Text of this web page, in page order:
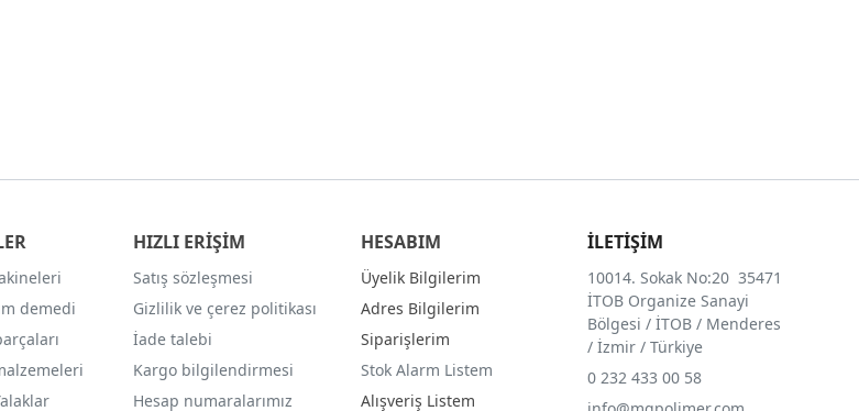
demedi
HIZLI ERİŞİM
Satış sözleşmesi
Gizlilik ve çerez politikası
İade talebi
Kargo bilgilendirmesi
Hesap numaralarımız
HESABIM
Üyelik Bilgilerim
Adres Bilgilerim
Siparişlerim
Stok Alarm Listem
Alışveriş Listem
İLETİŞİM
10014. Sokak No:20 35471
İTOB Organize Sanayi
Bölgesi / İTOB / Menderes
/ İzmir / Türkiye
0 232 433 00 58